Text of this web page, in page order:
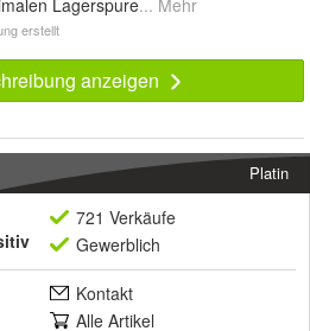
Lagerspure... Mehr
erstellt
anzeigen
Platin
721 Verkäufe
Gewerblich
Kontakt
Alle Artikel